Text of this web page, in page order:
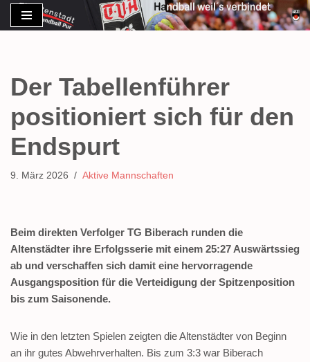
Der Tabellenführer
positioniert sich für den
Endspurt
9. März 2026 Aktive Mannschaften
Beim direkten Verfolger TG Biberach runden die
Altenstädter ihre Erfolgsserie mit einem 25:27 Auswärtssieg
ab und verschaffen sich damit eine hervorragende
Ausgangsposition für die Verteidigung der Spitzenposition
bis zum Saisonende.
Wie in den letzten Spielen zeigten die Altenstädter von Beginn
an ihr gutes Abwehrverhalten. Bis zum 3:3 war Biberach